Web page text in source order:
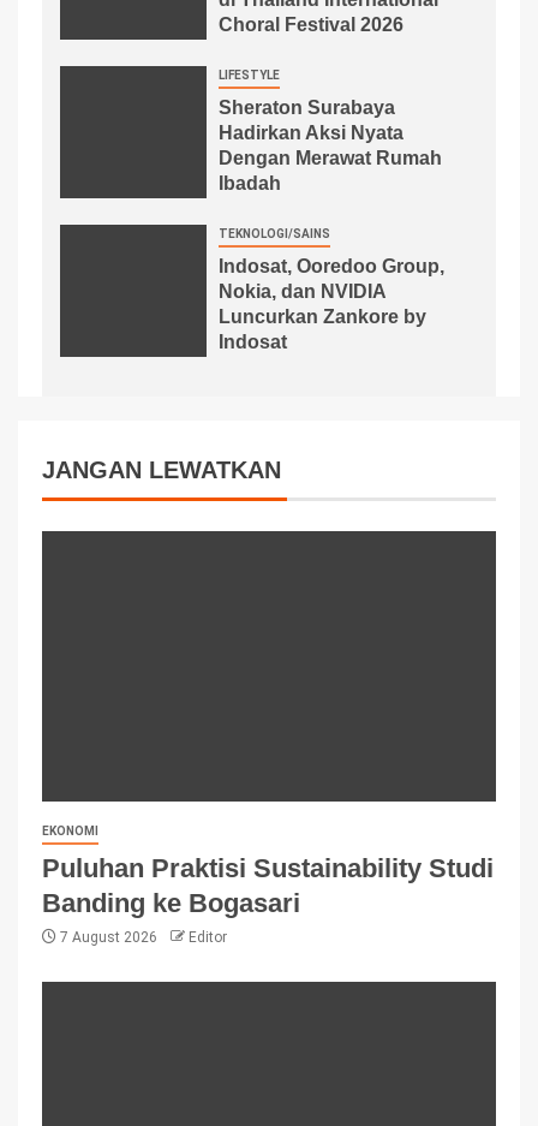
Choral Festival 2026
LIFESTYLE
Sheraton Surabaya
Hadirkan Aksi Nyata
Dengan Merawat Rumah
Ibadah
TEKNOLOGI/SAINS
Indosat, Ooredoo Group,
Nokia, dan NVIDIA
Luncurkan Zankore by
Indosat
JANGAN LEWATKAN
EKONOMI
Puluhan Praktisi Sustainability Studi
Banding ke Bogasari
7 August 2026 Editor